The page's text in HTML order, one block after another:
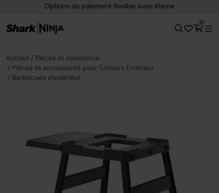
Options de paiement flexible avec Klarna
0
Accueil
Pièces et assistance
Pièces et accessoires pour l'univers Extérieur
Barbecues d'extérieur